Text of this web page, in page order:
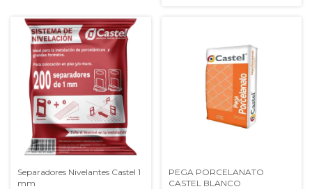
Separadores Nivelantes Castel 1
mm
PEGA PORCELANATO
CASTEL BLANCO